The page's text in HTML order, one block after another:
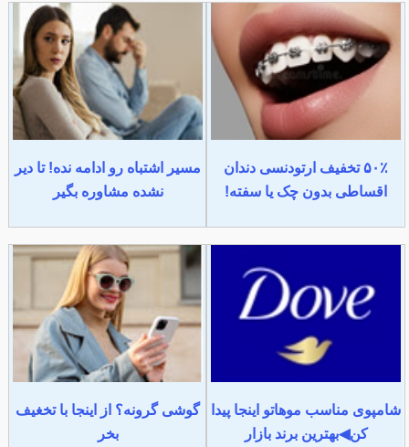
۵۰٪ تخفیف ارتودنسی دندان
اقساطی بدون چک یا سفته!
مسیر اشتباه رو ادامه نده! تا دیر
نشده مشاوره بگیر
شامپوی مناسب موهاتو اینجا پیدا
کن◀بهترین برند بازار
گوشی گرونه؟ از اینجا با تخغیف
بخر